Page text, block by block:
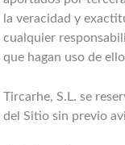
la veracidad y
cualquier
que hagan uso de
Tircarhe, S.L. se
del Sitio sin previo